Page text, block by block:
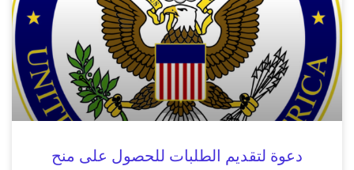
دعوة لتقديم الطلبات للحصول على منح